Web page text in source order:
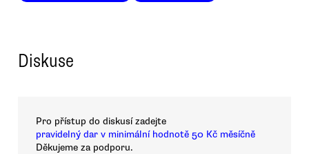
Diskuse
Pro přístup do diskusí zadejte
pravidelný dar v minimální hodnotě 50 Kč měsíčně
Děkujeme za podporu.